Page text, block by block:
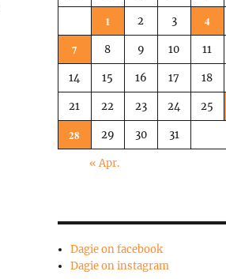
1 2 3 4
7 8 9 10 11
14 15 16 17 18
21 22 23 24 25
28
29 30 31
« Apr.
Dagie on facebook
Dagie on instagram